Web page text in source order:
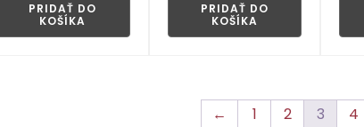
PRIDAŤ DO
KOŠÍKA
PRIDAŤ DO
KOŠÍKA
← 1 2 3 4